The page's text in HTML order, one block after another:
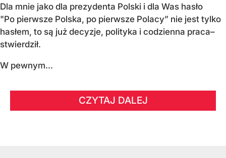
Dla mnie jako dla prezydenta Polski i dla Was hasło
"Po pierwsze Polska, po pierwsze Polacy” nie jest tylko
hasłem, to są już decyzje, polityka i codzienna praca–
stwierdził.
W pewnym...
CZYTAJ DALEJ